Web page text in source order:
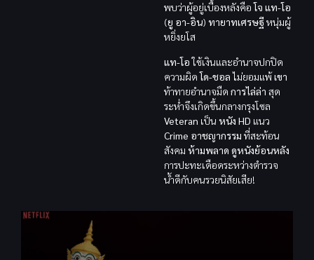
พบว่าผู้อยู่เบื้องหลังคือโจ แท-โอ
(ยู อา-อิน) ทายาทเศรษฐีหนุ่มผู้
หยิ่งยโส
แท-โอใช้เงินและอำนาจปกปิด
ความผิดโด-ชอลไม่ยอมแพ้เขา
ท้าทายอำนาจมืด การไล่ล่า สุด
ระห่ำจึงเกิดขึ้นกลางกรุงโซล
Veteran เป็น หนัง HD แนว
Crime อาชญากรรม ที่สะท้อน
สังคม ห้ามพลาด ดูหนังย้อนหลัง
การปะทะเดือดระหว่างตำรวจ
น้ำดีกับคนรวยนิสัยเสีย!